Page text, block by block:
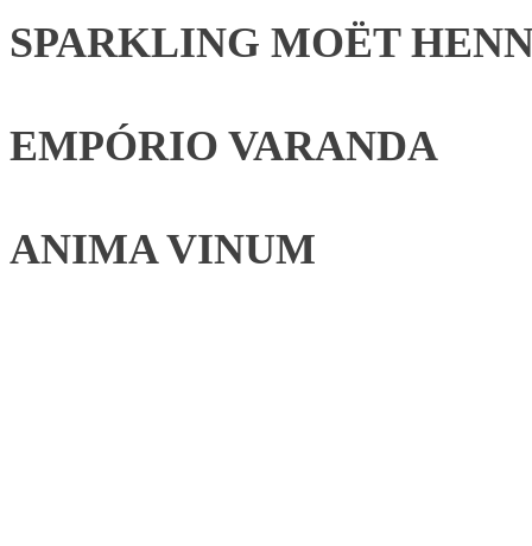
SPARKLING MOËT
EMPÓRIO VARANDA
ANIMA VINUM